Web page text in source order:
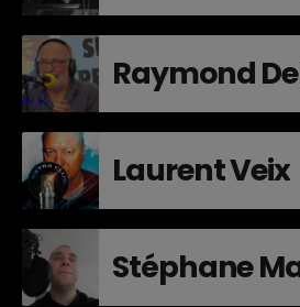
Raymond
Laurent Veix
Stéphane